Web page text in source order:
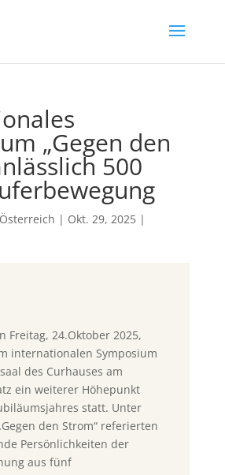
„Gegen den
500
| Okt. 29, 2025|
Freitag, 24.Oktober 2025,
internationalen Symposium
des Curhauses am
ein weiterer Höhepunkt
statt. Unter
den Strom“ referierten
Persönlichkeiten der
aus fünf